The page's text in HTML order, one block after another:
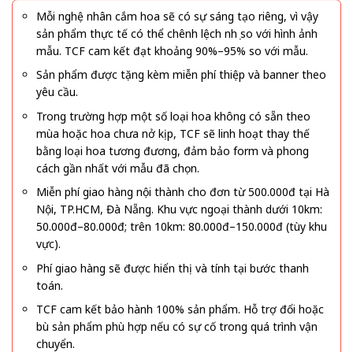
Mỗi nghệ nhân cắm hoa sẽ có sự sáng tạo riêng, vì vậy
sản phẩm thực tế có thể chênh lệch nhẹ so với hình ảnh
mẫu. TCF cam kết đạt khoảng 90%–95% so với mẫu.
Sản phẩm được tặng kèm miễn phí thiệp và banner theo
yêu cầu.
Trong trường hợp một số loại hoa không có sẵn theo
mùa hoặc hoa chưa nở kịp, TCF sẽ linh hoạt thay thế
bằng loại hoa tương đương, đảm bảo form và phong
cách gần nhất với mẫu đã chọn.
Miễn phí giao hàng nội thành cho đơn từ 500.000đ tại Hà
Nội, TP.HCM, Đà Nẵng. Khu vực ngoại thành dưới 10km:
50.000đ–80.000đ; trên 10km: 80.000đ–150.000đ (tùy khu
vực).
Phí giao hàng sẽ được hiển thị và tính tại bước thanh
toán.
TCF cam kết bảo hành 100% sản phẩm. Hỗ trợ đổi hoặc
bù sản phẩm phù hợp nếu có sự cố trong quá trình vận
chuyển.